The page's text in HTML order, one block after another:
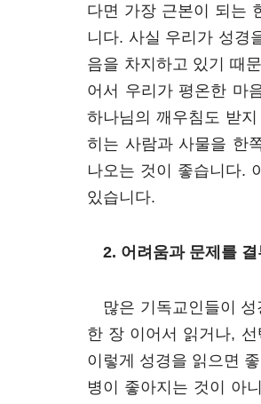
다면 가장 근본이 되는
니다. 사실 우리가 성경
음을 차지하고 있기 때
어서 우리가 평온한 마
하나님의 깨우침도 받
히는 사람과 사물을 한
나오는 것이 좋습니다.
있습니다.
2. 어려움과 문제를
많은 기독교인들이
한 장 이어서 읽거나,
이렇게 성경을 읽으면
병이 좋아지는 것이 아